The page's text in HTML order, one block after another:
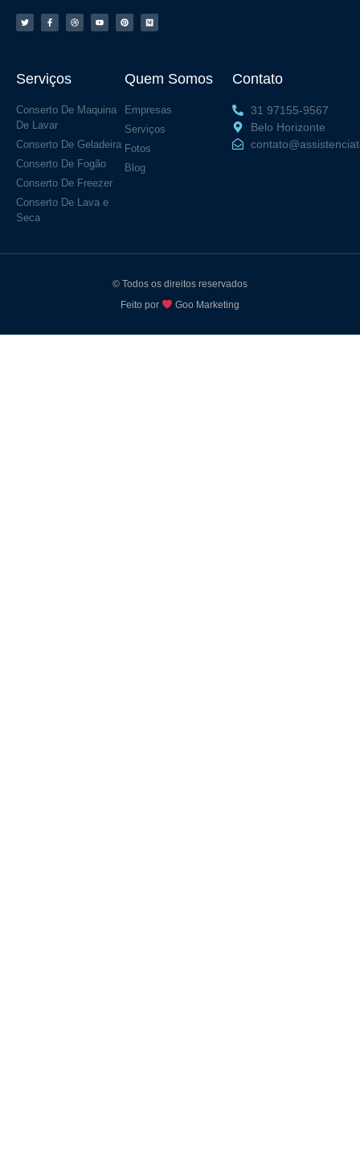
Serviços
Conserto De Maquina
De Lavar
Conserto De Geladeira
Conserto De Fogão
Conserto De Freezer
Conserto De Lava e
Seca
Quem Somos
Empresas
Serviços
Fotos
Blog
Contato
31 97155-9567
Belo Horizonte
© Todos os direitos reservados
Feito por
Goo Marketing